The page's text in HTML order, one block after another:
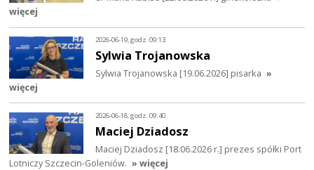
więcej
2026-06-19, godz. 09:13
Sylwia Trojanowska
Sylwia Trojanowska [19.06.2026] pisarka »
więcej
2026-06-18, godz. 09:40
Maciej Dziadosz
Maciej Dziadosz [18.06.2026 r.] prezes spółki Port
Lotniczy Szczecin-Goleniów. » więcej